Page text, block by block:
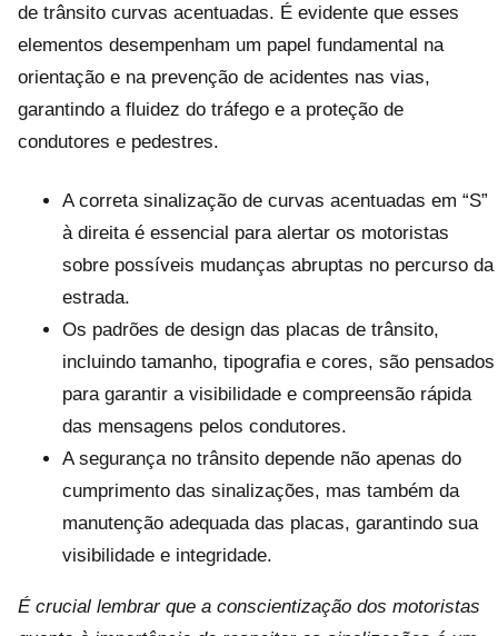
de trânsito curvas acentuadas. É evidente que esses
elementos desempenham um papel fundamental na
orientação e na prevenção de acidentes nas vias,
garantindo a fluidez do tráfego e a proteção de
condutores e pedestres.
A correta sinalização de curvas acentuadas em “S”
à direita é essencial para alertar os motoristas
sobre possíveis mudanças abruptas no percurso da
estrada.
Os padrões de design das placas de trânsito,
incluindo tamanho, tipografia e cores, são pensados
para garantir a visibilidade e compreensão rápida
das mensagens pelos condutores.
A segurança no trânsito depende não apenas do
cumprimento das sinalizações, mas também da
manutenção adequada das placas, garantindo sua
visibilidade e integridade.
É crucial lembrar que a conscientização dos motoristas